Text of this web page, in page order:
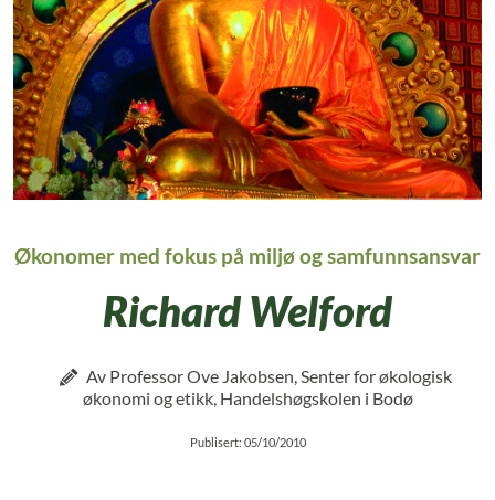
Økonomer med fokus på miljø og samfunnsansvar
Richard Welford
Av Professor Ove Jakobsen, Senter for økologisk
økonomi og etikk, Handelshøgskolen i Bodø
Publisert: 05/10/2010